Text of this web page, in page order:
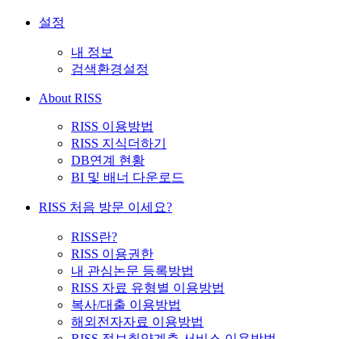
설정
내 정보
검색환경설정
About RISS
RISS 이용방법
RISS 지식더하기
DB연계 현황
BI 및 배너 다운로드
RISS 처음 방문 이세요?
RISS란?
RISS 이용권한
내 관심논문 등록방법
RISS 자료 유형별 이용방법
복사/대출 이용방법
해외전자자료 이용방법